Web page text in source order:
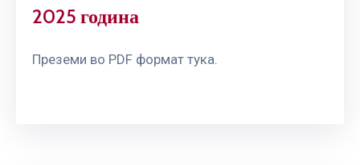
2025 година
Преземи во PDF формат тука.